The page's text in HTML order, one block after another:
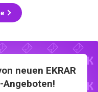
neuen EKRAR
Angeboten!